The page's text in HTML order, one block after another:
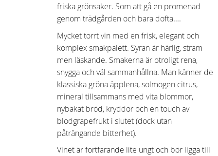
friska grönsaker. Som att gå en promenad
genom trädgården och bara dofta....
Mycket torrt vin med en frisk, elegant och
komplex smakpalett. Syran är härlig, stram
men läskande. Smakerna är otroligt rena,
snygga och väl sammanhållna. Man känner de
klassiska gröna äpplena, solmogen citrus,
mineral tillsammans med vita blommor,
nybakat bröd, kryddor och en touch av
blodgrapefrukt i slutet (dock utan
påträngande bitterhet).
Vinet är fortfarande lite ungt och bör ligga till